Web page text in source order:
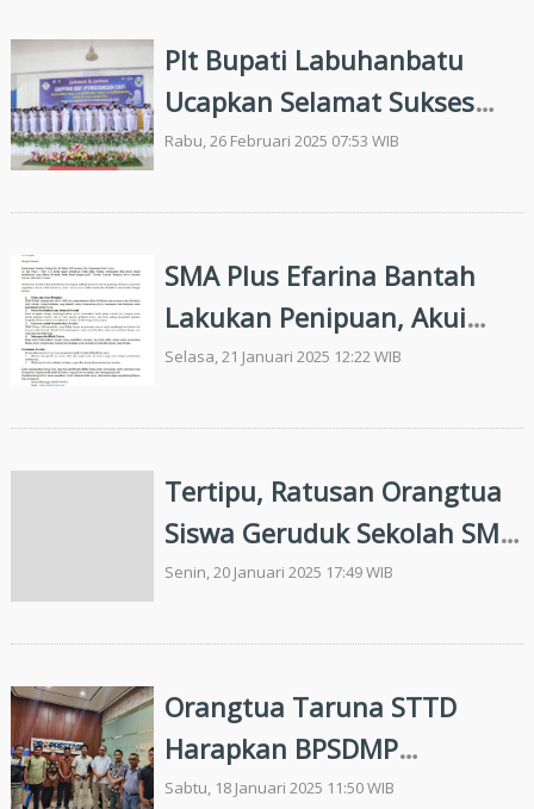
Plt Bupati Labuhanbatu
Ucapkan Selamat Sukses
Capping Day Institut
Rabu, 26 Februari 2025 07:53 WIB
SMA Plus Efarina Bantah
Lakukan Penipuan, Akui
Kurangnya Komunikasi
Selasa, 21 Januari 2025 12:22 WIB
Tertipu, Ratusan Orangtua
Siswa Geruduk Sekolah SMA
Plus Efarina
Senin, 20 Januari 2025 17:49 WIB
Orangtua Taruna STTD
Harapkan BPSDMP
Menindaklanjuti Aspirasi
Sabtu, 18 Januari 2025 11:50 WIB